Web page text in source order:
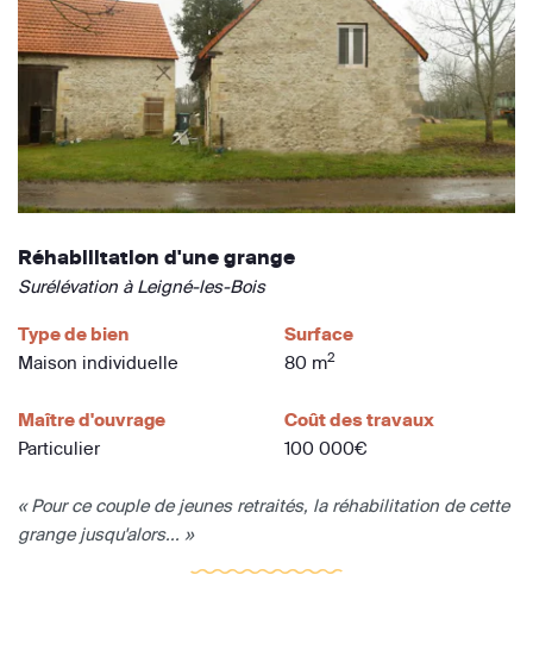
Réhabilitation d'une grange
Surélévation à Leigné-les-Bois
Type de bien
Maison individuelle
Surface
80 m2
Maître d'ouvrage
Particulier
Coût des travaux
100 000€
« Pour ce couple de jeunes retraités, la réhabilitation de cette
grange jusqu'alors... »